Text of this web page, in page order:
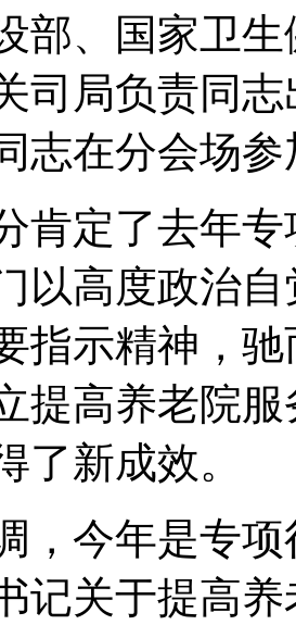
部、国家卫
司局负责同
志在分会场
肯定了去年
以高度政治
指示精神，
提高养老院
了新成效。
，今年是专
记关于提高